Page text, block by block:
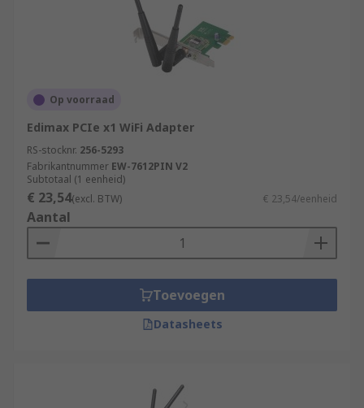
Op voorraad
Edimax PCIe x1 WiFi Adapter
RS-stocknr. 256-5293
Fabrikantnummer EW-7612PIN V2
Subtotaal (1 eenheid)
€ 23,54(excl. BTW) € 23,54/eenheid
Aantal
Toevoegen
Datasheets